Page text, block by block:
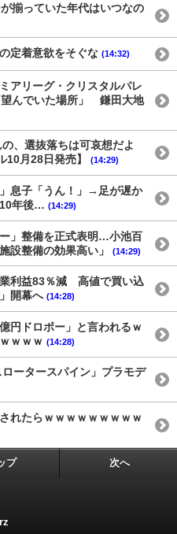
揃っていた年代はいつなの
定着意欲をそぐな (14:32)
アリーグ・クリスタルパレ
んでいた場所」 鎌田大地
、選抜落ちは可哀想だよ
10月28日発売】
(14:29)
息子「うん！」→足が遅か
10年後… (14:29)
」整備を正式表明…小池百
設整備の効果高い」
(14:29)
業利益83％減 高値で買い込
開幕へ (14:28)
円ドロボー」と言われるｗ
ｗｗｗ (14:28)
ータースパイン」プラモデ
れたらｗｗｗｗｗｗｗｗｗ
プ 次へ